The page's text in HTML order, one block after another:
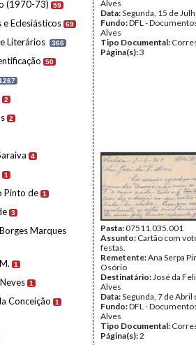
(1970-73) 59
Eclesiásticos 69
Literários 366
50
2
2
4
1
Pinto de 1
3
Marques
1
1
Conceição 1
Alves
Data:Segunda, 15 de
Fundo:DFL -
Alves
Tipo Documental:
Página(s):3
Pasta:07511.035.001
Assunto: Cartão com
festas.
Remetente:Ana Serpa
Osório
Destinatário:José da
Alves
Data:Segunda, 7 de Abril
Fundo:DFL -
Alves
Tipo Documental:
Página(s):2